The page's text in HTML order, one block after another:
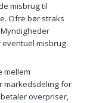
misbrug til
Ofre bør straks
misbrug.
mellem
markedsdeling for
overpriser,